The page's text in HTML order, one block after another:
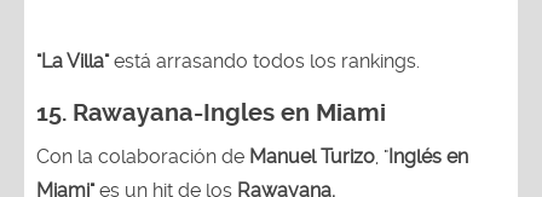
"La Villa"está arrasando todos los rankings.
15. Rawayana-Ingles en Miami
Con la colaboración de Manuel Turizo, " Inglés en
Miami"es un hit de los Rawayana.